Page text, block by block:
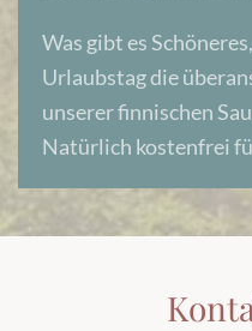
Was gibt es
Urlaubstag die
unserer finnischen
Natürlich kostenfrei